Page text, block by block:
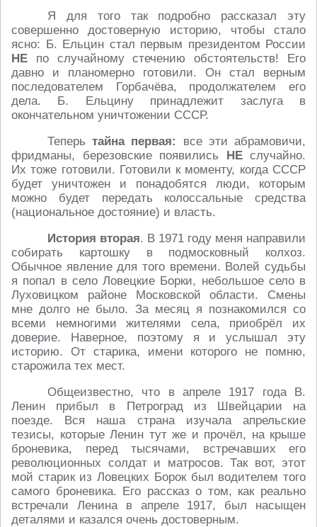
Я для того так подробно рассказал эту
совершенно достоверную историю, чтобы стало
ясно: Б. Ельцин стал первым президентом России
НЕ по случайному стечению обстоятельств! Его
давно и планомерно готовили. Он стал верным
последователем Горбачёва, продолжателем его
дела. Б. Ельцину принадлежит заслуга в
окончательном уничтожении СССР.
Теперьтайна первая:
все эти абрамовичи,
фридманы, березовские появились НЕслучайно.
Их тоже готовили. Готовили к моменту, когда СССР
будет уничтожен и понадобятся люди, которым
можно будет передать колоссальные средства
(национальное достояние) и власть.
История вторая. В 1971 году меня направили
собирать картошку в подмосковный колхоз.
Обычное явление для того времени. Волей судьбы
я попал в село Ловецкие Борки, небольшое село в
Луховицком районе Московской области. Смены
мне долго не было. За месяц я познакомился со
всеми немногими жителями села, приобрёл их
доверие. Наверное, поэтому я и услышал эту
историю. От старика, имени которого не помню,
старожила тех мест.
Общеизвестно, что в апреле 1917 года В.
Ленин прибыл в Петроград из Швейцарии на
поезде. Вся наша страна изучала апрельские
тезисы, которые Ленин тут же и прочёл, на крыше
броневика, перед тысячами, встречавших его
революционных солдат и матросов. Так вот, этот
мой старик из Ловецких Борок был водителем того
самого броневика. Его рассказ о том, как реально
встречали Ленина в апреле 1917, был насыщен
деталями и казался очень достоверным.